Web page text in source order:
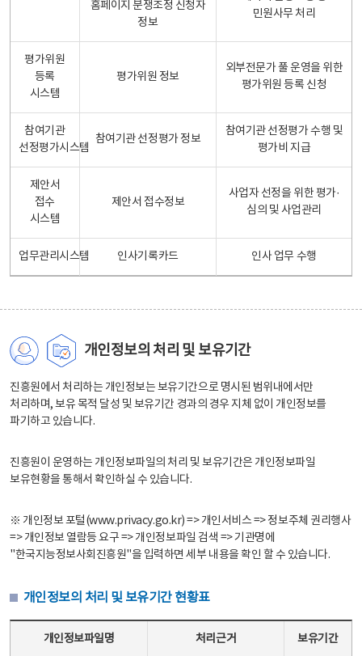
홈페이지 분쟁조정 신청자
정보
민원사무 처리
평가위원
등록
시스템
평가위원 정보
외부전문가 풀 운영을 위한
평가위원 등록 신청
참여기관
선정평가시스템
참여기관 선정평가 정보
참여기관 선정평가 수행 및
평가비 지급
제안서
접수
시스템
제안서 접수정보
사업자 선정을 위한 평가·
심의 및 사업관리
업무관리시스템 인사기록카드 인사 업무 수행
개인정보의 처리 및 보유기간
진흥원에서 처리하는 개인정보는 보유기간으로 명시된 범위내에서만
처리하며, 보유 목적 달성 및 보유기간 경과의 경우 지체 없이 개인정보를
파기하고 있습니다.
진흥원이 운영하는 개인정보파일의 처리 및 보유기간은 개인정보파일
보유현황을 통해서 확인하실 수 있습니다.
※ 개인정보 포털(www.privacy.go.kr) => 개인서비스 => 정보주체 권리행사
=> 개인정보 열람등 요구 => 개인정보파일 검색 => 기관명에
"한국지능정보사회진흥원"을 입력하면 세부 내용을 확인 할 수 있습니다.
개인정보의 처리 및 보유기간 현황표
개인정보파일명 처리근거 보유기간